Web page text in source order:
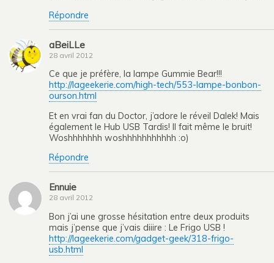
Répondre
aBeiLLe
28 avril 2012
Ce que je préfère, la lampe Gummie Bear!!!
http://lageekerie.com/high-tech/553-lampe-bonbon-
ourson.html
Et en vrai fan du Doctor, j’adore le réveil Dalek! Mais
également le Hub USB Tardis! Il fait même le bruit!
Woshhhhhhh woshhhhhhhhhhh :o)
Répondre
Ennuie
28 avril 2012
Bon j’ai une grosse hésitation entre deux produits
mais j’pense que j’vais diiire : Le Frigo USB !
http://lageekerie.com/gadget-geek/318-frigo-
usb.html